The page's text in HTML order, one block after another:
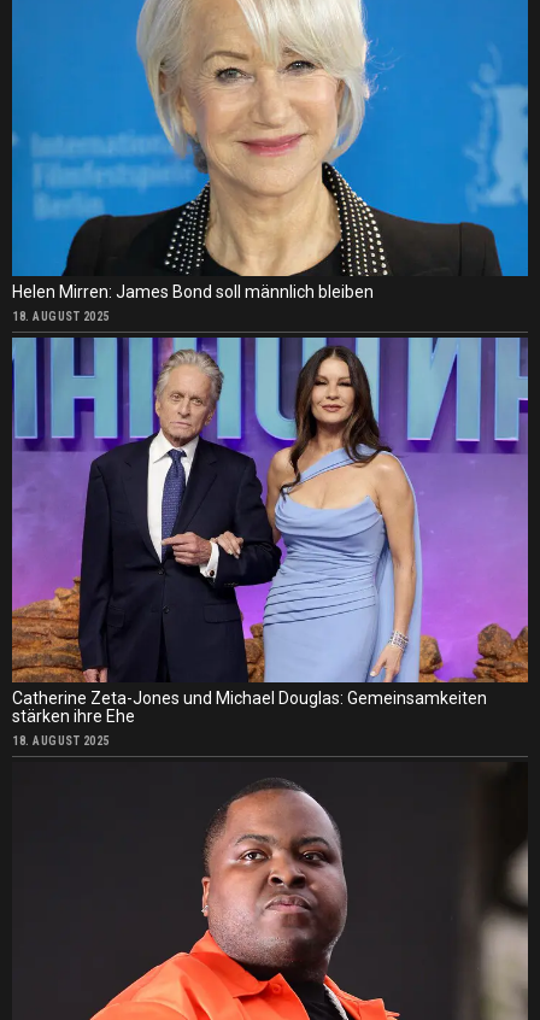
Helen Mirren: James Bond soll männlich bleiben
18. AUGUST 2025
Catherine Zeta-Jones und Michael Douglas: Gemeinsamkeiten
stärken ihre Ehe
18. AUGUST 2025